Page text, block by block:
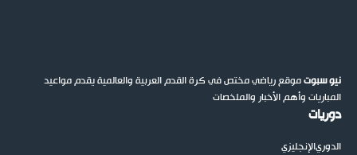
نيو سبوتموقع رياضي مختص في كرة القدم العربية والعالمية يقدم مواعيد
المباريات وأهم الأخبار والملخصات
دوريات
الدوريالإنجليزي